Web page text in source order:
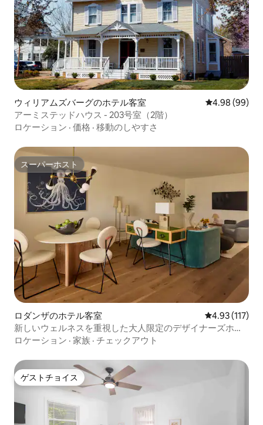
ウィリアムズバーグのホテル客室 レビュー99件
4.98 (99)
アーミステッドハウス - 203号室（2階）
ロケーション · 価格 · 移動のしやすさ
スーパーホスト
スーパーホスト
ロダンザのホテル客室 レビュー117
4.93 (117)
新しいウェルネスを重視した大人限定のデザイナーズホテ
ル
ロケーション · 家族 · チェックアウト
ゲストチョイス
ゲストチョイス